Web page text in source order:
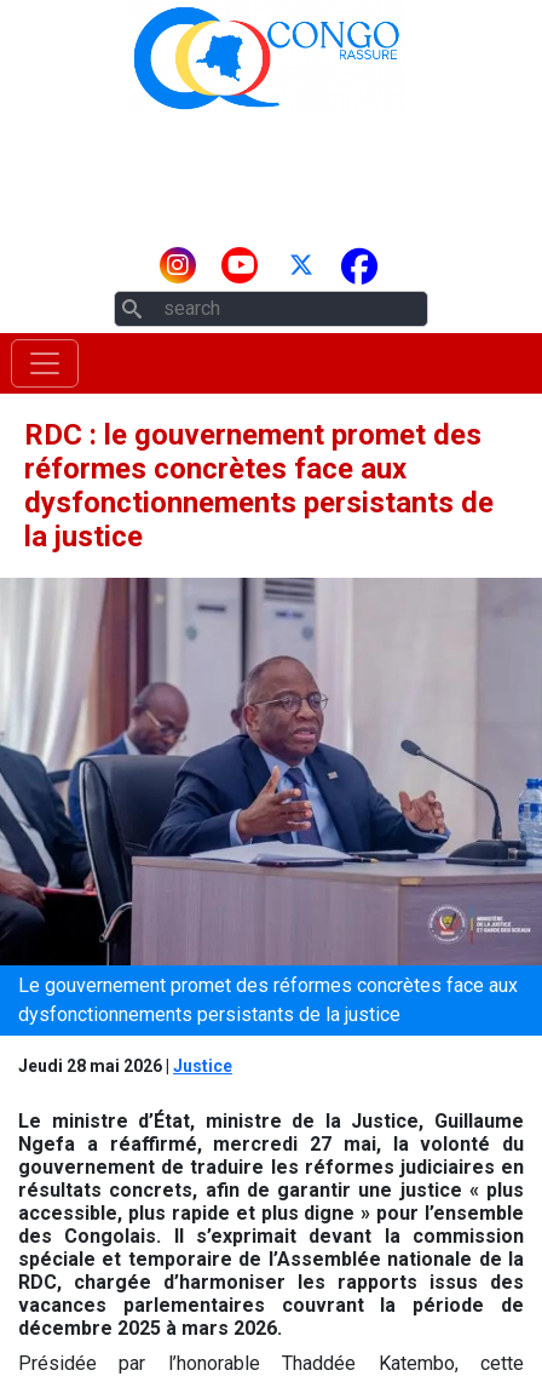
Aller au contenu principal
RDC : le gouvernement promet des
réformes concrètes face aux
dysfonctionnements persistants de
la justice
Le gouvernement promet des réformes concrètes face aux
dysfonctionnements persistants de la justice
Jeudi 28 mai 2026 Justice
Le ministre d’État, ministre de la Justice, Guillaume
Ngefa a réaffirmé, mercredi 27 mai, la volonté du
gouvernement de traduire les réformes judiciaires en
résultats concrets, afin de garantir une justice « plus
accessible, plus rapide et plus digne » pour l’ensemble
des Congolais. Il s’exprimait devant la commission
spéciale et temporaire de l’Assemblée nationale de la
RDC, chargée d’harmoniser les rapports issus des
vacances parlementaires couvrant la période de
décembre 2025 à mars 2026.
Présidée par l’honorable Thaddée Katembo, cette